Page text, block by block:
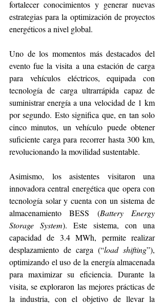
fortalecer conocimientos y generar nuevas
estrategias para la optimización de proyectos
energéticos a nivel global.
Uno de los momentos más destacados del
evento fue la visita a una estación de carga
para vehículos eléctricos, equipada con
tecnología de carga ultrarrápida capaz de
suministrar energía a una velocidad de 1 km
por segundo. Esto significa que, en tan solo
cinco minutos, un vehículo puede obtener
suficiente carga para recorrer hasta 300 km,
revolucionando la movilidad sustentable.
Asimismo, los asistentes visitaron una
innovadora central energética que opera con
tecnología solar y cuenta con un sistema de
almacenamiento BESS (Battery Energy
Storage System). Este sistema, con una
capacidad de 3.4 MWh, permite realizar
desplazamiento de carga (“load shifting”),
optimizando el uso de la energía almacenada
para maximizar su eficiencia. Durante la
visita, se exploraron las mejores prácticas de
la industria, con el objetivo de llevar la